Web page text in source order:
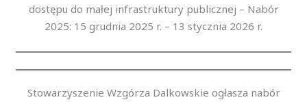
dostępu do małej infrastruktury publicznej – Nabór
2025: 15 grudnia 2025 r. – 13 stycznia 2026 r.
Stowarzyszenie Wzgórza Dalkowskie ogłasza nabór